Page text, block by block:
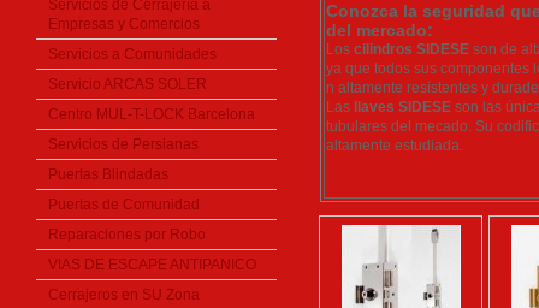
Servicios de Cerrajería a
Empresas y Comercios
Servicios a Comunidades
Servicio ARCAS SOLER
Centro MUL-T-LOCK Barcelona
Servicios de Persianas
Puertas Blindadas
Puertas de Comunidad
Reparaciones por Robo
VIAS DE ESCAPE ANTIPANICO
Cerrajeros en SU Zona
Conozca la seguridad
del mercado:
Los cilindros SIDESE son de
ya que todos sus componentes
n altamente resistentes y
Las
llaves SIDESE son las
tubulares del mecado. Su
altamente estudiada.